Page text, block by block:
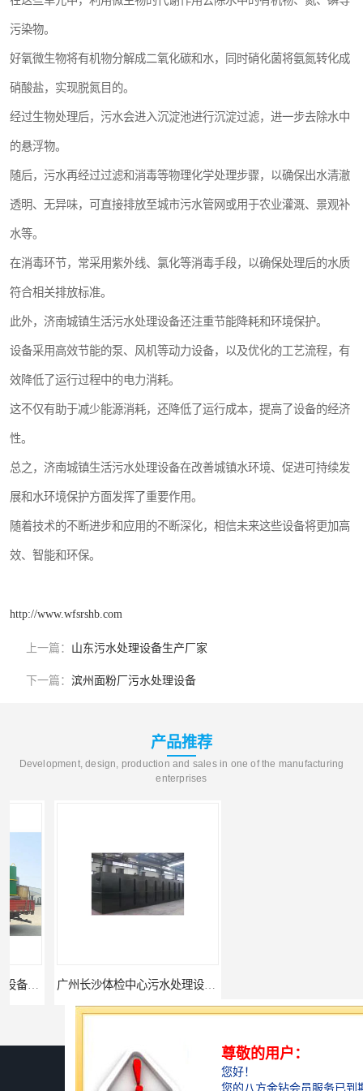
污染物。
好氧微生物将有机物分解成二氧化碳和水，同时硝化菌将氨氮转化成
硝酸盐，实现脱氮目的。
经过生物处理后，污水会进入沉淀池进行沉淀过滤，进一步去除水中
的悬浮物。
随后，污水再经过过滤和消毒等物理化学处理步骤，以确保出水清澈
透明、无异味，可直接排放至城市污水管网或用于农业灌溉、景观补
水等。
在消毒环节，常采用紫外线、氯化等消毒手段，以确保处理后的水质
符合相关排放标准。
此外，济南城镇生活污水处理设备还注重节能降耗和环境保护。
设备采用高效节能的泵、风机等动力设备，以及优化的工艺流程，有
效降低了运行过程中的电力消耗。
这不仅有助于减少能源消耗，还降低了运行成本，提高了设备的经济
性。
总之，济南城镇生活污水处理设备在改善城镇水环境、促进可持续发
展和水环境保护方面发挥了重要作用。
随着技术的不断进步和应用的不断深化，相信未来这些设备将更加高
效、智能和环保。
http://www.wfsrshb.com
上一篇： 山东污水处理设备生产厂家
下一篇： 滨州面粉厂污水处理设备
产品推荐
Development, design, production and sales in one of the manufacturing
enterprises
广州长沙体检中心污水处理设备厂家
您是第 位访客